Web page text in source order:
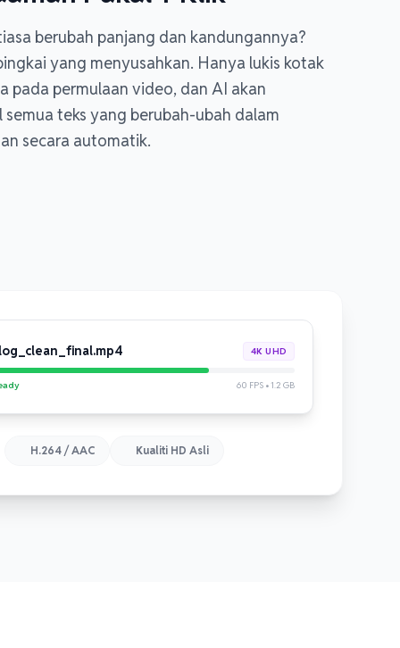
berubah panjang dan kandungannya?
yang menyusahkan. Hanya lukis kotak
pada permulaan video, dan AI akan
teks yang berubah-ubah dalam
secara automatik.
4K UHD
60 FPS • 1.2 GB
H.264 / AAC Kualiti HD Asli